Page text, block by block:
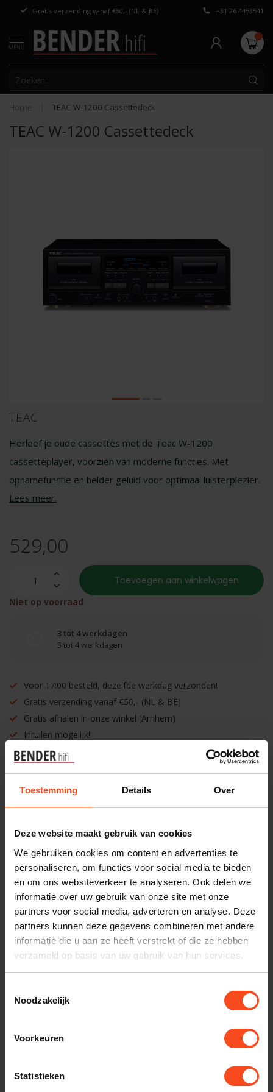
Toestemming Details Over
Deze website maakt gebruik van cookies
We gebruiken cookies om content en advertenties te
personaliseren, om functies voor social media te bieden
en om ons websiteverkeer te analyseren. Ook delen we
informatie over uw gebruik van onze site met onze
partners voor social media, adverteren en analyse. Deze
partners kunnen deze gegevens combineren met andere
informatie die u aan ze heeft verstrekt of die ze hebben
verzameld op basis van uw gebruik van hun services.
Noodzakelijk
Voorkeuren
Statistieken
Gratis verzending vanaf €50,- (NL & BE) Persoonlijk
+31 26 4453541
MENU
Home TEAC W-1200 Cassettedeck
TEAC W-1200 Cassettedeck
TEAC
Herleef je oude cassettes met de Teac W-1200
cassetteplayer, voorzien van moderne functies. Met
opnamefunctie en helder geluid voor optimaal luisterplezier.
Lees meer.
529,00
Toevoegen aan winkelwagen
Niet op voorraad
3 tot 4 werkdagen
3 tot 4 werkdagen
Voor 17:00 besteld, dezelfde werkdag verzonden!
Gratis verzending vanaf €50,- (NL & BE)
Gratis afhalen in onze winkel (Arnhem)
Inruilen mogelijk!
Benieuwd naar dit product?
Plan kosteloos een luisterafspraak. Of heb je hulp
nodig bij je bestelling? Neem contact op met onze
klantenservice.
Interesse in product
Maak een luisterafspraak
Gerelateerde producten